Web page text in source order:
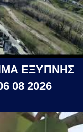
ΕΞΥΠΝΗΣ
08 2026